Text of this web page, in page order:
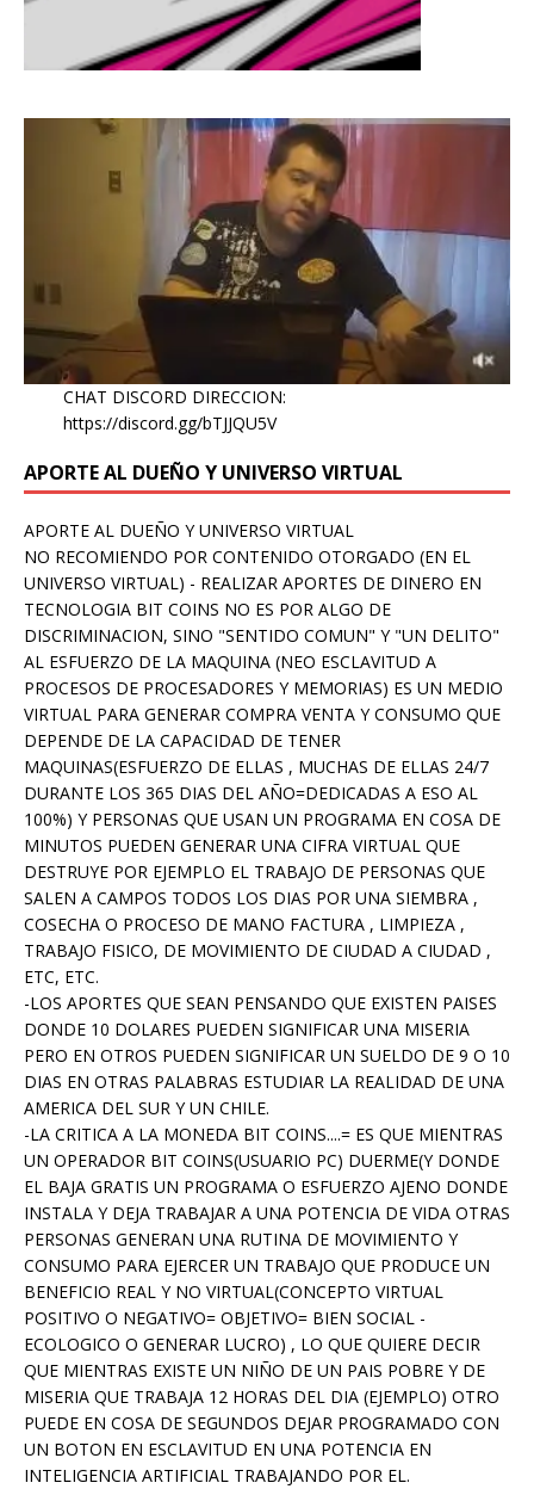
CHAT DISCORD DIRECCION:
https://discord.gg/bTJJQU5V
APORTE AL DUEÑO Y UNIVERSO VIRTUAL
APORTE AL DUEÑO Y UNIVERSO VIRTUAL
NO RECOMIENDO POR CONTENIDO OTORGADO (EN EL
UNIVERSO VIRTUAL) - REALIZAR APORTES DE DINERO EN
TECNOLOGIA BIT COINS NO ES POR ALGO DE
DISCRIMINACION, SINO "SENTIDO COMUN" Y "UN DELITO"
AL ESFUERZO DE LA MAQUINA (NEO ESCLAVITUD A
PROCESOS DE PROCESADORES Y MEMORIAS) ES UN MEDIO
VIRTUAL PARA GENERAR COMPRA VENTA Y CONSUMO QUE
DEPENDE DE LA CAPACIDAD DE TENER
MAQUINAS(ESFUERZO DE ELLAS , MUCHAS DE ELLAS 24/7
DURANTE LOS 365 DIAS DEL AÑO=DEDICADAS A ESO AL
100%) Y PERSONAS QUE USAN UN PROGRAMA EN COSA DE
MINUTOS PUEDEN GENERAR UNA CIFRA VIRTUAL QUE
DESTRUYE POR EJEMPLO EL TRABAJO DE PERSONAS QUE
SALEN A CAMPOS TODOS LOS DIAS POR UNA SIEMBRA ,
COSECHA O PROCESO DE MANO FACTURA , LIMPIEZA ,
TRABAJO FISICO, DE MOVIMIENTO DE CIUDAD A CIUDAD ,
ETC, ETC.
-LOS APORTES QUE SEAN PENSANDO QUE EXISTEN PAISES
DONDE 10 DOLARES PUEDEN SIGNIFICAR UNA MISERIA
PERO EN OTROS PUEDEN SIGNIFICAR UN SUELDO DE 9 O 10
DIAS EN OTRAS PALABRAS ESTUDIAR LA REALIDAD DE UNA
AMERICA DEL SUR Y UN CHILE.
-LA CRITICA A LA MONEDA BIT COINS....= ES QUE MIENTRAS
UN OPERADOR BIT COINS(USUARIO PC) DUERME(Y DONDE
EL BAJA GRATIS UN PROGRAMA O ESFUERZO AJENO DONDE
INSTALA Y DEJA TRABAJAR A UNA POTENCIA DE VIDA OTRAS
PERSONAS GENERAN UNA RUTINA DE MOVIMIENTO Y
CONSUMO PARA EJERCER UN TRABAJO QUE PRODUCE UN
BENEFICIO REAL Y NO VIRTUAL(CONCEPTO VIRTUAL
POSITIVO O NEGATIVO= OBJETIVO= BIEN SOCIAL -
ECOLOGICO O GENERAR LUCRO) , LO QUE QUIERE DECIR
QUE MIENTRAS EXISTE UN NIÑO DE UN PAIS POBRE Y DE
MISERIA QUE TRABAJA 12 HORAS DEL DIA (EJEMPLO) OTRO
PUEDE EN COSA DE SEGUNDOS DEJAR PROGRAMADO CON
UN BOTON EN ESCLAVITUD EN UNA POTENCIA EN
INTELIGENCIA ARTIFICIAL TRABAJANDO POR EL.